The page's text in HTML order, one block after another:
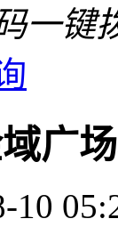
一键
广
10